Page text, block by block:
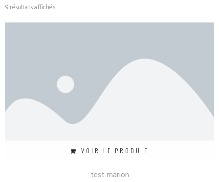
9 résultats affichés
VOIR LE PRODUIT
test marion